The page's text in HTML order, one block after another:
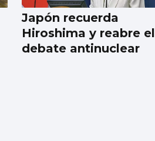
Japón recuerda
Hiroshima y reabre el
debate antinuclear